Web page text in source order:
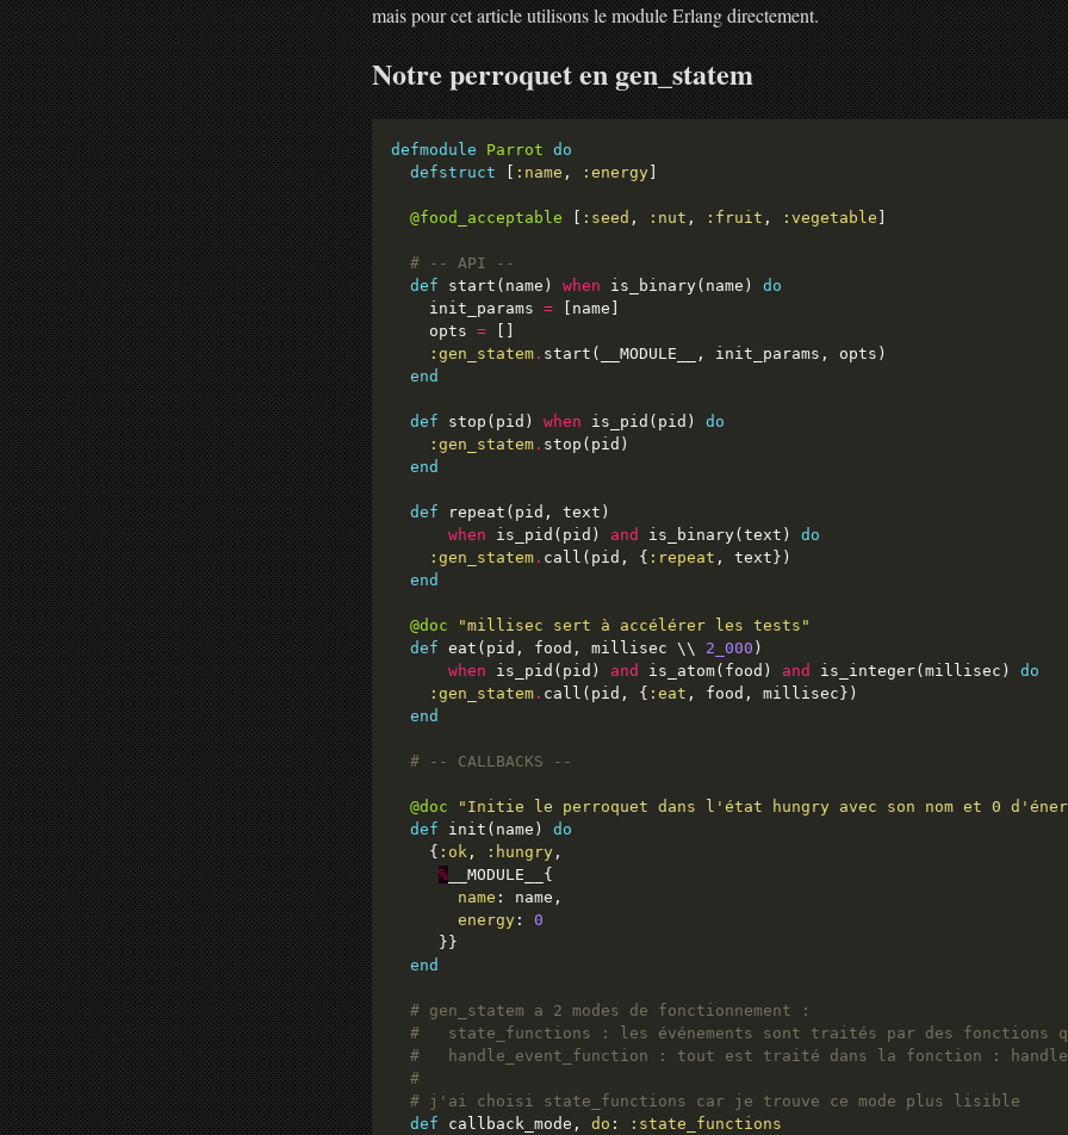
mais pour cet article utilisons le module Erlang directement.
Notre perroquet en gen_statem
defmodule Parrot do
defstruct
:name , :energy
@food_acceptable :seed , :nut , :fruit , :vegetable
# -- API --
def start(name) when is_binary(name) do
    init_params
=
    opts
=
:gen_statem .
end
def stop(pid) when is_pid(pid) do
:gen_statem .
end
def
when is_pid(pid) and is_binary(text) do
:gen_statem . call(pid, { :repeat
end
@doc
"millisec sert à accélérer les tests"
def eat(pid, food, millisec \\ 2_000
when is_pid(pid) and is_atom(food) and is_integer(millisec) do
:gen_statem . call(pid, { :eat
end
# -- CALLBACKS --
@doc
"Initie le perroquet dans l'état hungry avec son nom et 0
def init(name) do
    {
:ok , :hungry
%
name
energy : 0
end
# gen_statem a 2 modes de fonctionnement :
#   state_functions : les événements sont traités par des fonctions
#   handle_event_function : tout est traité dans la fonction :
#
# j'ai choisi state_functions car je trouve ce mode plus lisible
def callback_mode, do : :state_functions